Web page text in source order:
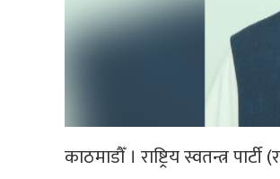
काठमाडौँ । राष्ट्रिय स्वतन्त्र